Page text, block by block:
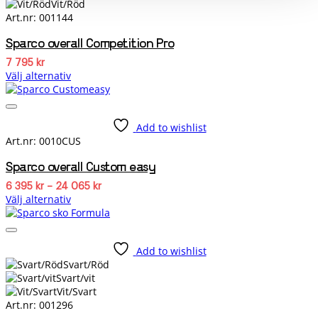
alternativen
kan
på
produktsidan
Vit/Röd
Art.nr: 001144
Sparco overall Competition Pro
7 795 kr
Välj alternativ
Den
här
flera
De
olika
alternativen
kan
väljas
på
Add to wishlist
Art.nr: 0010CUS
Sparco overall Custom easy
6 395 kr – 24 065 krPrisintervall:
till
Välj alternativ
Den
här
flera
varianter.
De
olika
Add to wishlist
Svart/Röd
Svart/vit
Vit/Svart
Art.nr: 001296